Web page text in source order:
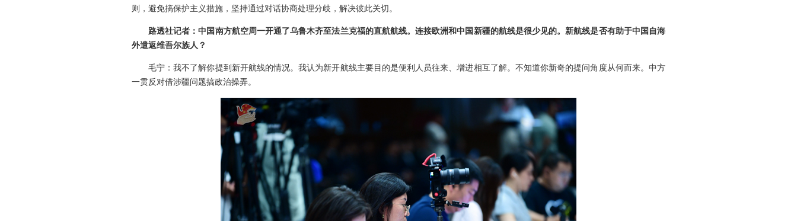
则，避免搞保护主义措施，坚持通过对话协商处理分歧，解决彼此关切。
路透社记者：中国南方航空周一开通了乌鲁木齐至法兰克福的直航航线。连接欧洲和中国新疆的航线是很少见的。新航线是否有助于中国自海
外遣返维吾尔族人？
毛宁：我不了解你提到新开航线的情况。我认为新开航线主要目的是便利人员往来、增进相互了解。不知道你新奇的提问角度从何而来。中方
一贯反对借涉疆问题搞政治操弄。